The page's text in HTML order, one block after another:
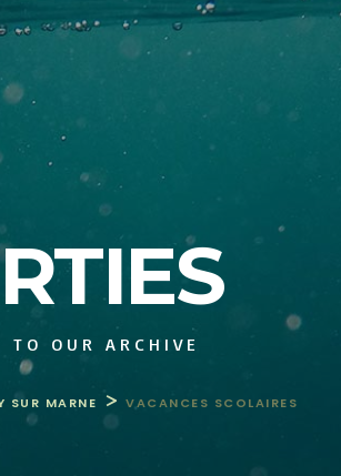
TO OUR ARCHIVE
SUR MARNE > VACANCES SCOLAIRES